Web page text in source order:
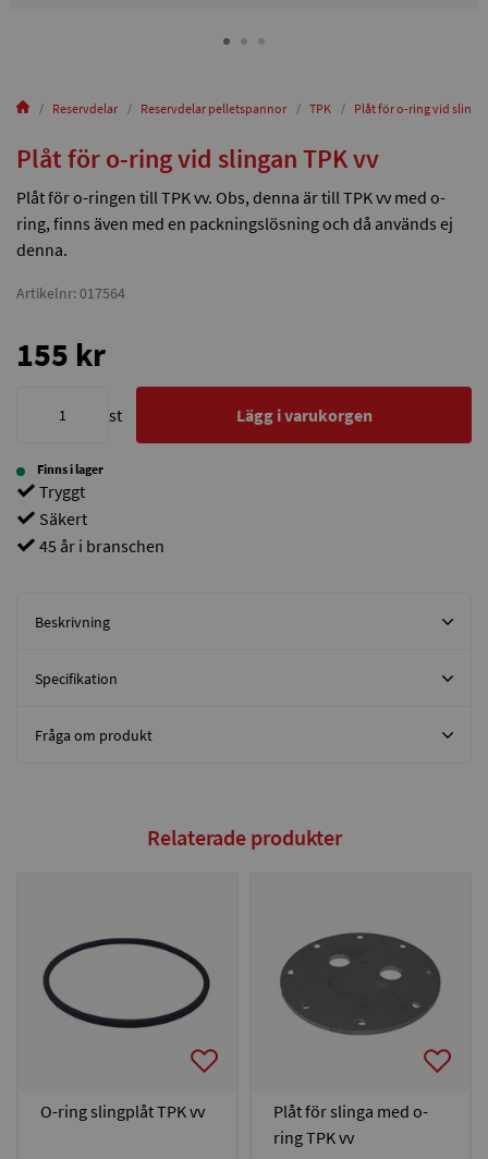
Reservdelar Reservdelar pelletspannor TPK Plåt för o-ring vid
Plåt för o-ring vid slingan TPK vv
Plåt för o-ringen till TPK vv. Obs, denna är till TPK vv med o-
ring, finns även med en packningslösning och då används ej
denna.
Artikelnr: 017564
155 kr
st Lägg i varukorgen
Finns i lager
Tryggt
Säkert
45 år i branschen
Beskrivning
Specifikation
Fråga om produkt
Relaterade produkter
O-ring slingplåt TPK vv
Plåt för slinga med o-
ring TPK vv